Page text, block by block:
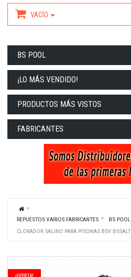
VACÍO
BS POOL
¡LO MÁS VENDIDO!
PRODUCTOS MÁS VISTOS
FABRICANTES
REPUESTOS VARIOS FABRICANTES BS POOL
CLORADOR SALINO PARA PISCINAS BSV BSSALT
¡OFERTA!